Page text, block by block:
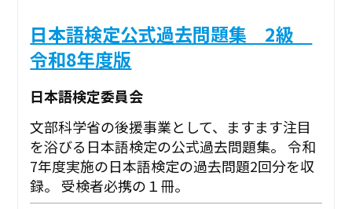
日本語検定公式過去問題集 2級
令和8年度版
日本語検定委員会
文部科学省の後援事業として、ますます注目
を浴びる日本語検定の公式過去問題集。 令和
7年度実施の日本語検定の過去問題2回分を収
録。 受検者必携の１冊。